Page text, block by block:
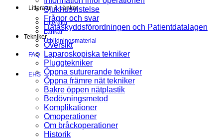
Litteratur & Länkar
Litteratur
Länkar
Utbildningsmaterial
FAQ
EHS
Sjukhusvistelse
Frågor och svar
Dataskyddsförordningen och Patientdatalagen
Tekniker
Översikt
Laparoskopiska tekniker
Pluggtekniker
Öppna suturerande tekniker
Öppna främre nät tekniker
Bakre öppen nätplastik
Bedövningsmetod
Komplikationer
Omoperationer
Om bråckoperationer
Historik